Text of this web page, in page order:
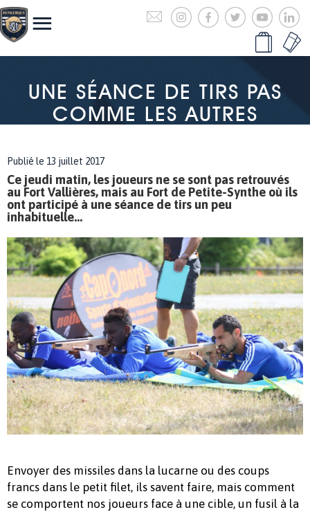
UNE SÉANCE DE TIRS PAS
COMME LES AUTRES
Publié le 13 juillet 2017
Ce jeudi matin, les joueurs ne se sont pas retrouvés
au Fort Vallières, mais au Fort de Petite-Synthe où ils
ont participé à une séance de tirs un peu
inhabituelle...
Envoyer des missiles dans la lucarne ou des coups
francs dans le petit filet, ils savent faire, mais comment
se comportent nos joueurs face à une cible, un fusil à la